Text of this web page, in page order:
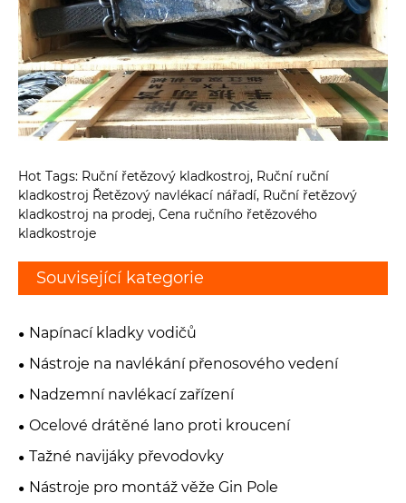
Hot Tags: Ruční řetězový kladkostroj, Ruční ruční
kladkostroj Řetězový navlékací nářadí, Ruční řetězový
kladkostroj na prodej, Cena ručního řetězového
kladkostroje
Související kategorie
Napínací kladky vodičů
Nástroje na navlékání přenosového vedení
Nadzemní navlékací zařízení
Ocelové drátěné lano proti kroucení
Tažné navijáky převodovky
Nástroje pro montáž věže Gin Pole